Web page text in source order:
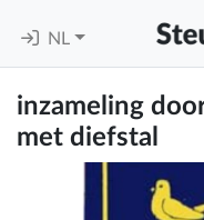
NL
inzameling
met diefstal